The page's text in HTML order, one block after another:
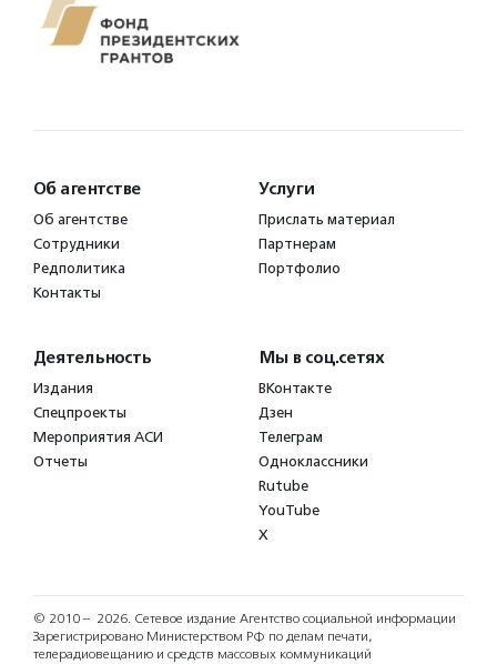
Об агентстве
Об агентстве
Сотрудники
Редполитика
Контакты
Услуги
Прислать материал
Партнерам
Портфолио
Деятельность
Издания
Спецпроекты
Мероприятия АСИ
Отчеты
Мы в соц.сетях
ВКонтакте
Дзен
Телеграм
Одноклассники
Rutube
YouTube
X
© 2010 – 2026. Сетевое издание Агентство социальной информации
Зарегистрировано Министерством РФ по делам печати,
телерадиовещанию и средств массовых коммуникаций